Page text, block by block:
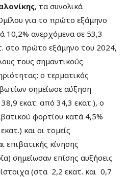
, τα συνολικά
για το πρώτο εξάμηνο
10,2% ανερχόμενα σε 53,3
στο πρώτο εξάμηνο του 2024,
τους σημαντικούς
ο τερματικός
σημείωσε αύξηση
εκατ. από 34,3 εκατ.), ο
φορτίου κατά 4,5%
και οι τομείς
επιβατικής κίνησης
σημείωσαν επίσης αυξήσεις
(στα 2,2 εκατ. και 0,7